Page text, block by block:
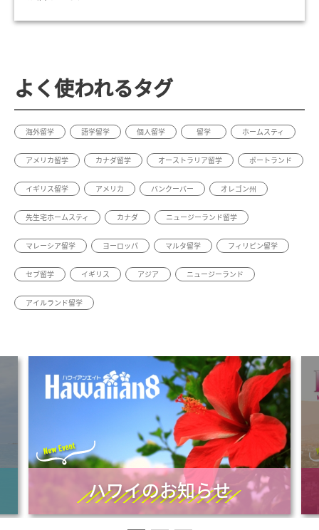
よく使われるタグ
海外留学 語学留学 個人留学 留学 ホームスティ
アメリカ留学 カナダ留学 オーストラリア留学 ポートランド
イギリス留学 アメリカ バンクーバー オレゴン州
先生宅ホームスティ カナダ ニュージーランド留学
マレーシア留学 ヨーロッパ マルタ留学 フィリピン留学
セブ留学 イギリス アジア ニュージーランド
アイルランド留学
ハワイのお知らせ